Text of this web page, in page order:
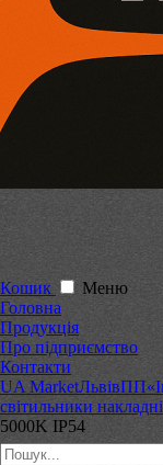
Кошик
Меню
Головна
Продукція
Про підприємство
Контакти
UA MarketЛьвів
світильники накладні
5000K IP54